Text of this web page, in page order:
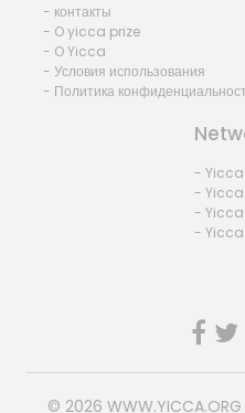
- контакты
- O yicca prize
- O Yicca
- Условия использования
- Политика
-
- Yicca
-
- Yicca
© 2026 WWW.YICCA.ORG